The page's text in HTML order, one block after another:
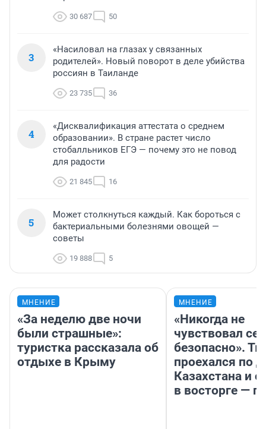
30 687 50
3
«Насиловал на глазах у связанных
родителей». Новый поворот в деле убийства
россиян в Таиланде
23 735 36
4
«Дисквалификация аттестата о среднем
образовании». В стране растет число
стобалльников ЕГЭ — почему это не повод
для радости
21 845 16
5
Может столкнуться каждый. Как бороться с
бактериальными болезнями овощей —
советы
19 888 5
МНЕНИЕ
«За неделю две ночи
были страшные»:
туристка рассказала об
отдыхе в Крыму
МНЕНИЕ
«Никогда не
чувствовал
безопасно».
проехался по
Казахстана и
в восторге —